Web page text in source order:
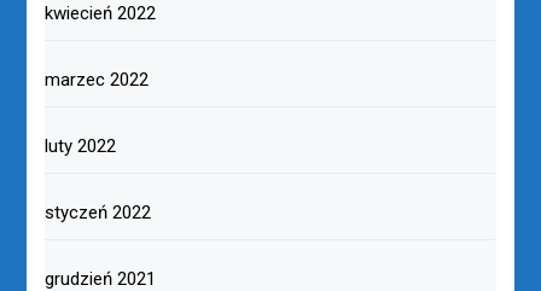
kwiecień 2022
marzec 2022
luty 2022
styczeń 2022
grudzień 2021